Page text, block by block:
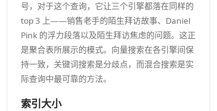
号，对于这个查询，它让三个引擎都落在同样的
top 3 上——销售老手的陌生拜访故事、Daniel
Pink 的浮力段落以及陌生拜访焦虑的问题。这正
是聚合表所展示的模式。向量搜索在各引擎间保
持一致，关键词搜索是分歧点，而混合搜索是实
际查询中最可靠的方法。
索引大小